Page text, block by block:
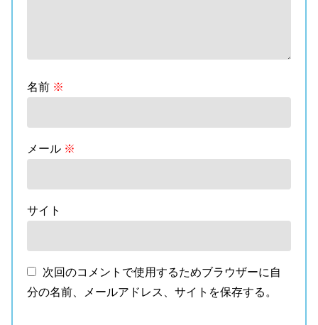
名前 ※
メール ※
サイト
次回のコメントで使用するためブラウザーに自
分の名前、メールアドレス、サイトを保存する。